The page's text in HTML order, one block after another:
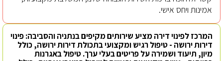
אמינות ויחס אישי.
המרכז לפינוי דירה מציע שירותים מקיפים בנתניה והסביבה: פינוי
דירות ירושה - טיפול רגיש ומקצועי בתכולת דירות ירושה, כולל
מיון, תיעוד ושמירה על פריטים בעלי ערך. טיפול באגרנות